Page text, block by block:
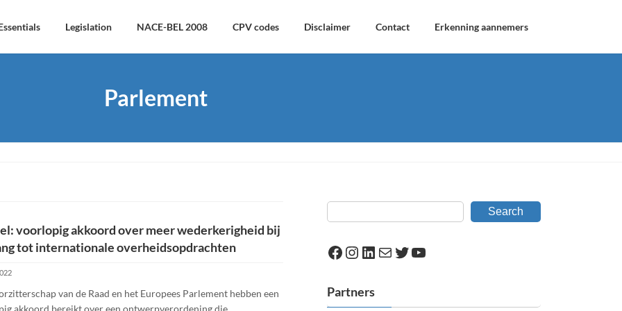
Legislation NACE-BEL 2008 CPV codes Disclaimer Contact Erkenning aannemers
Parlement
voorlopig akkoord over meer wederkerigheid bij
tot internationale overheidsopdrachten
van de Raad en het Europees Parlement hebben een
akkoord bereikt over een ontwerp­verordening die
Search
Facebook
Instagram
LinkedIn
MailTwitter
YouTube
Partners